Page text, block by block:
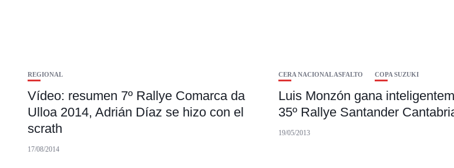
REGIONAL
Vídeo: resumen 7º Rallye Comarca da
Ulloa 2014, Adrián Díaz se hizo con el
scrath
17/08/2014
CERA NACIONAL ASFALTO COPA SUZUKI
Luis Monzón gana
35º Rallye Santander
19/05/2013